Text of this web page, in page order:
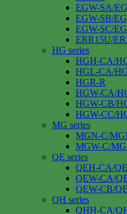
EGW-SA/
EGW-SB/
EGW-SC/
ERR15U/
HG series
HGH-CA/
HGL-CA/
HGR-R
HGW-CA/
HGW-CB/
HGW-CC/
MG series
MGN-C/
MGW-C/
QE series
QEH-CA/
QEW-CA/
QEW-CB/
QH series
QHH-CA/